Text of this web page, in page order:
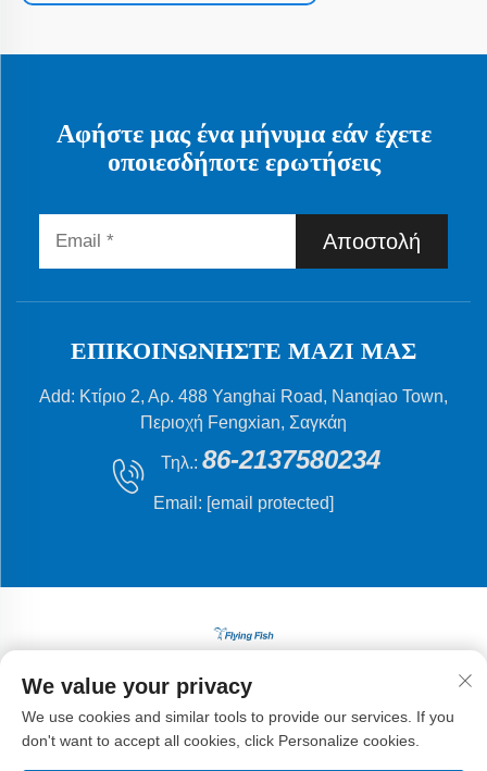
Αφήστε μας ένα μήνυμα εάν έχετε
οποιεσδήποτε ερωτήσεις
Αποστολή
ΕΠΙΚΟΙΝΩΝΉΣΤΕ ΜΑΖΊ ΜΑΣ
Add: Κτίριο 2, Αρ. 488 Yanghai Road, Nanqiao Town,
Περιοχή Fengxian, Σαγκάη
Τηλ.: 86-2137580234
Email: [email protected]
Δικαιώματα πνευματικής ιδιοκτησίας © 2024 Shanghai
Flying Fish Machinery Manufacturing Co., Ltd.Πολιτική
Απορρήτου
We value your privacy
We use cookies and similar tools to provide our services. If you
don't want to accept all cookies, click Personalize cookies.